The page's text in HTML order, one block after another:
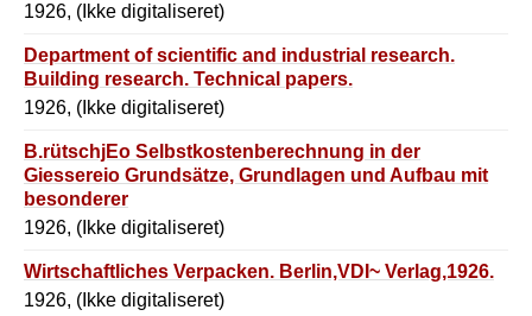
1926, (Ikke digitaliseret)
Department of scientific and industrial research.
Building research. Technical papers.
1926, (Ikke digitaliseret)
B.rütschjEo Selbstkostenberechnung in der
Giessereio Grundsätze, Grundlagen und Aufbau mit
besonderer
1926, (Ikke digitaliseret)
Wirtschaftliches Verpacken. Berlin,VDI~ Verlag,1926.
1926, (Ikke digitaliseret)